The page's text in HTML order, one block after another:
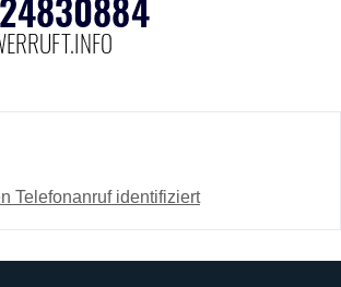
Telefonanruf identifiziert